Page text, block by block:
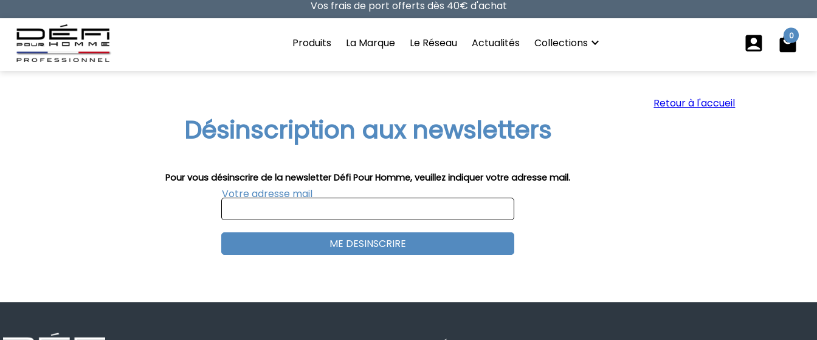
Retrouvez la sélection des Best Of ici
Produits La Marque Le Réseau Actualités Collectionskeyboard_arrow_down account_box local_mall
0
Désinscription aux newsletters
Pour vous désinscrire de la newsletter Défi Pour Homme, veuillez indiquer votre adresse mail.
Votre adresse mail
ME DESINSCRIRE
Retour à l'accueil